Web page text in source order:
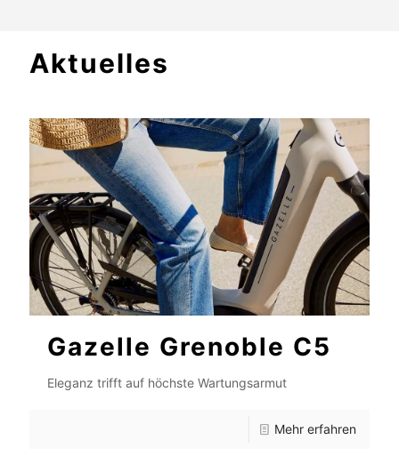
Aktuelles
Gazelle Grenoble C5
Eleganz trifft auf höchste Wartungsarmut
Mehr erfahren